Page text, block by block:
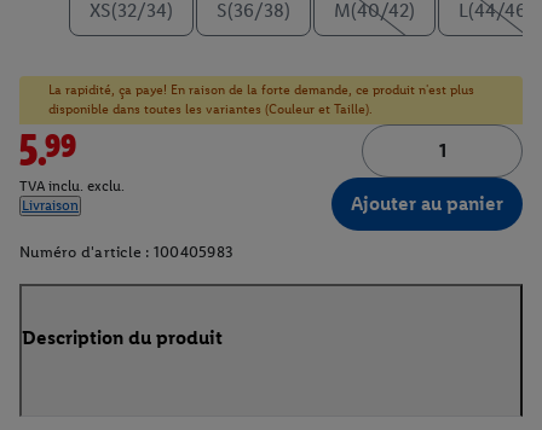
XS(32/34) S(36/38) M(40/42) L(44/46)
La rapidité, ça paye! En raison de la forte demande, ce produit n'est plus
disponible dans toutes les variantes (Couleur et Taille).
5.99
TVA inclu. exclu.
Livraison
Ajouter au panier
Numéro d'article : 100405983
Description du produit